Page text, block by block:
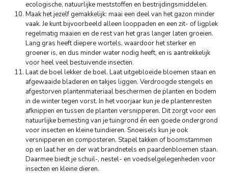
ecologische, natuurlijke meststoffen en bestrijdingsmiddelen.
Maak het jezelf gemakkelijk: maai een deel van het gazon minder
vaak. Je kunt bijvoorbeeld alleen looppaden en een zit- of ligplek
regelmatig maaien en de rest van het gras langer laten groeien.
Lang gras heeft diepere wortels, waardoor het sterker en
groener is, en dus minder water nodig heeft, en is aantrekkelijk
voor heel veel bestuivende insecten.
Laat de boel lekker de boel. Laat uitgebloeide bloemen staan en
afgewaaide bladeren en takjes liggen. Verdroogde stengels en
afgestorven plantenmateriaal beschermen de planten en bodem
in de winter tegen vorst. In het voorjaar kun je de plantenresten
afknippen en tussen de planten versnipperen. Dit zorgt voor een
natuurlijke bemesting van je tuingrond én een goede ondergrond
voor insecten en kleine tuindieren. Snoeisels kun je ook
versnipperen en composteren. Stapel takken of boomstammen
op en laat her en der wat brandnetels en paardenbloemen staan.
Daarmee biedt je schuil-, nestel- en voedselgelegenheden voor
insecten en kleine dieren.